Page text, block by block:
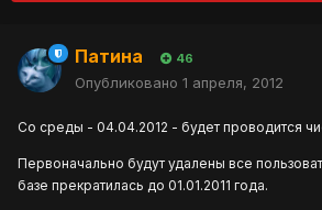
Патина 46
Опубликовано 1 апреля, 2012
Со среды - 04.04.2012 - будет проводится
Первоначально будут удалены все
базе прекратилась до 01.01.2011 года.